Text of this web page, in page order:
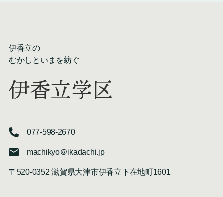
伊香立の
むかしといまを紡ぐ
伊香立学区
077-598-2670
machikyo＠ikadachi.jp
〒520-0352 滋賀県大津市伊香立下在地町1601